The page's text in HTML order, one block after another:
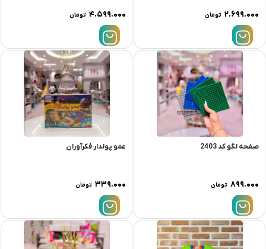
۲.۶۹۹.۰۰۰ تومان ۴.۵۹۹.۰۰۰ تومان
صفحه لگو کد 2403
۸۹۹.۰۰۰ تومان
عمو پولدار فکرآوران
۳۳۹.۰۰۰ تومان